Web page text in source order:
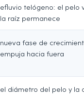
efluvio telógeno: el pelo
la raíz permanece
nueva fase de
empuja hacia fuera
el diámetro del pelo y la